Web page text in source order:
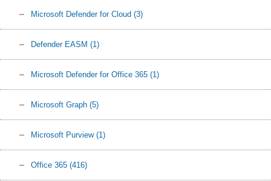
Microsoft Defender for Cloud (3)
Defender EASM (1)
Microsoft Defender for Office 365 (1)
Microsoft Graph (5)
Microsoft Purview (1)
Office 365 (416)